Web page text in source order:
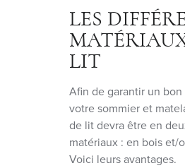
LES
LIT
Afin de garantir un
votre sommier et
de lit devra être en
matériaux : en bois et/
Voici leurs avantages.